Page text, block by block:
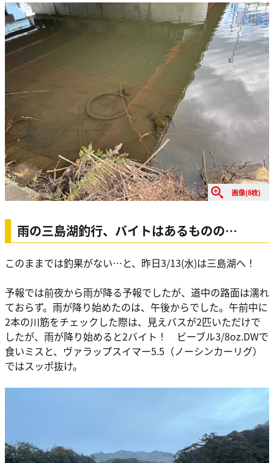
画像(8枚)
雨の三島湖釣行、バイトはあるものの…
このままでは釣果がない…と、昨日3/13(水)は三島湖へ！
予報では前夜から雨が降る予報でしたが、道中の路面は濡れ
ておらず。雨が降り始めたのは、午後からでした。午前中に
2本の川筋をチェックした際は、見えバスが2匹いただけで
したが、雨が降り始めると2バイト！ ビーブル3/8oz.DWで
食いミスと、ヴァラップスイマー5.5（ノーシンカーリグ）
ではスッポ抜け。